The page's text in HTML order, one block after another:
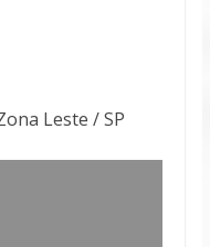
Leste / SP